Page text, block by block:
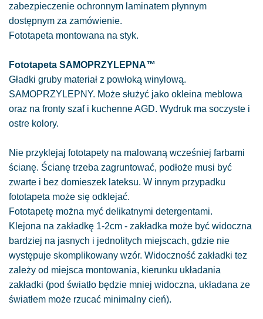
zabezpieczenie ochronnym laminatem płynnym
dostępnym za zamówienie.
Fototapeta montowana na styk.
Fototapeta SAMOPRZYLEPNA™
Gładki gruby materiał z powłoką winylową.
SAMOPRZYLEPNY. Może służyć jako okleina meblowa
oraz na fronty szaf i kuchenne AGD. Wydruk ma soczyste i
ostre kolory.
Nie przyklejaj fototapety na malowaną wcześniej farbami
ścianę. Ścianę trzeba zagruntować, podłoże musi być
zwarte i bez domieszek lateksu. W innym przypadku
fototapeta może się odklejać.
Fototapetę można myć delikatnymi detergentami.
Klejona na zakładkę 1-2cm - zakładka może być widoczna
bardziej na jasnych i jednolitych miejscach, gdzie nie
występuje skomplikowany wzór. Widoczność zakładki tez
zależy od miejsca montowania, kierunku układania
zakładki (pod światło będzie mniej widoczna, układana ze
światłem może rzucać minimalny cień).